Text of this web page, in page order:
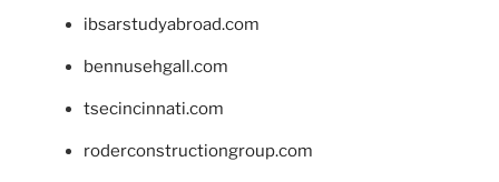
ibsarstudyabroad.com
bennusehgall.com
tsecincinnati.com
roderconstructiongroup.com